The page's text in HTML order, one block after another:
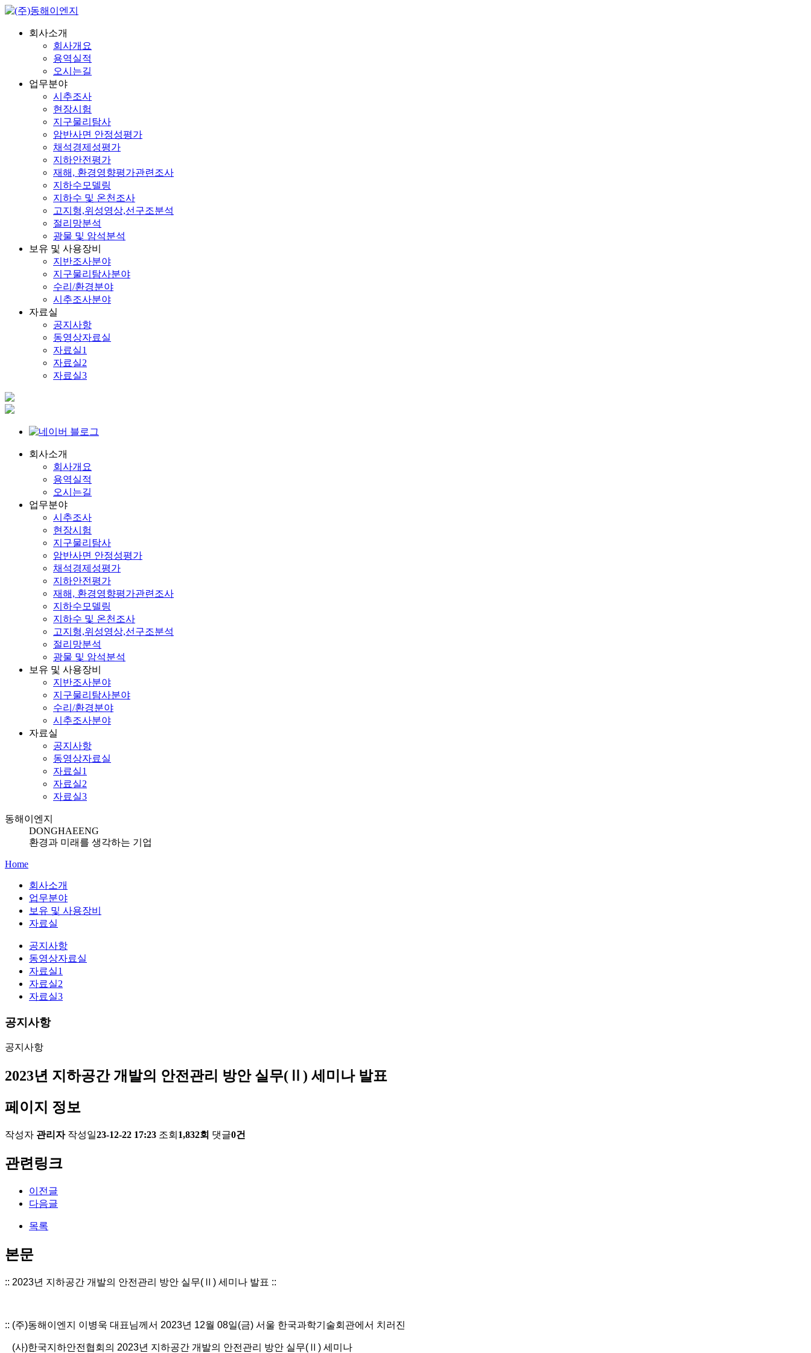
회사소개
회사개요
용역실적
오시는길
업무분야
시추조사
현장시험
지구물리탐사
암반사면 안정성평가
채석경제성평가
지하안전평가
재해, 환경영향평가관련조사
지하수모델링
지하수 및 온천조사
고지형,위성영상,선구조분석
절리망분석
광물 및 암석분석
보유 및 사용장비
지반조사분야
지구물리탐사분야
수리/환경분야
시추조사분야
자료실
공지사항
동영상자료실
자료실1
자료실2
자료실3
회사소개
회사개요
용역실적
오시는길
업무분야
시추조사
현장시험
지구물리탐사
암반사면 안정성평가
채석경제성평가
지하안전평가
재해, 환경영향평가관련조사
지하수모델링
지하수 및 온천조사
고지형,위성영상,선구조분석
절리망분석
광물 및 암석분석
보유 및 사용장비
지반조사분야
지구물리탐사분야
수리/환경분야
시추조사분야
자료실
공지사항
동영상자료실
자료실1
자료실2
자료실3
동해이엔지
DONGHAEENG
환경과 미래를 생각하는 기업
Home
회사소개
업무분야
보유 및 사용장비
자료실
공지사항
동영상자료실
자료실1
자료실2
자료실3
공지사항
공지사항
2023년 지하공간 개발의 안전관리 방안 실무(Ⅱ) 세미나 발표
페이지 정보
작성자 관리자 작성일23-12-22 17:23 조회 1,832회 댓글0건
관련링크
이전글
다음글
목록
본문
​:: 2023년 지하공간 개발의 안전관리 방안 실무(Ⅱ) 세미나 발표 ::
:: (주)동해이엔지 이병욱 대표님께서 2023년 12월 08일(금) 서울 한국과학기술회관에서 치러진
(사)한국지하안전협회의 2023년 지하공간 개발의 안전관리 방안 실무(Ⅱ) 세미나